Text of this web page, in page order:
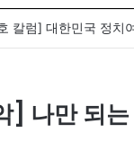
창립 40주년 기념식
] 나만 되